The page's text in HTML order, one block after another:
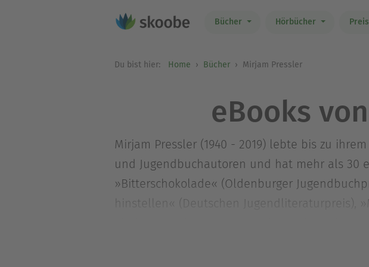
Bücher Hörbücher
Du bist hier: Home Bücher Mirjam Pressler
eBooks
Mirjam Pressler (1940 - 2019) lebte bis zu
und Jugendbuchautoren und hat mehr als 30
»Bitterschokolade« (Oldenburger
hinstellen« (Deutschen Jugendliteraturpreis),
Lebensgeschichte der Anne Frank »Ich sehne